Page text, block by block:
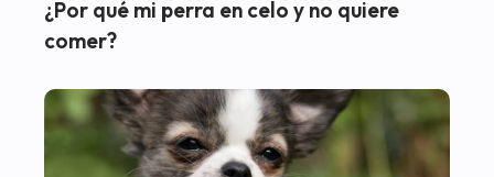
¿Por qué mi perra en celo y no quiere
comer?